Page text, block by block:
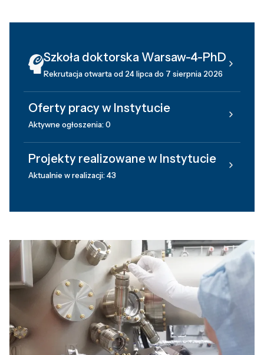
Szkoła doktorska Warsaw-4-PhD
Rekrutacja otwarta od 24 lipca do 7 sierpnia 2026
Oferty pracy w Instytucie
Aktywne ogłoszenia: 0
Projekty realizowane w Instytucie
Aktualnie w realizacji: 43